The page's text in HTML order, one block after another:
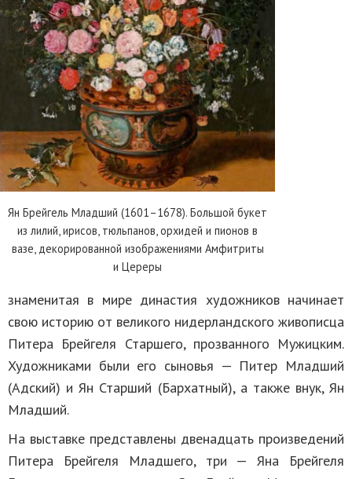
Ян Брейгель Младший (1601–1678). Большой букет
из лилий, ирисов, тюльпанов, орхидей и пионов в
вазе, декорированной изображениями Амфитриты
и Цереры
знаменитая в мире династия художников начинает
свою историю от великого нидерландского живописца
Питера Брейгеля Старшего, прозванного Мужицким.
Художниками были его сыновья — Питер Младший
(Адский) и Ян Старший (Бархатный), а также внук, Ян
Младший.
На выставке представлены двенадцать произведений
Питера Брейгеля Младшего, три — Яна Брейгеля